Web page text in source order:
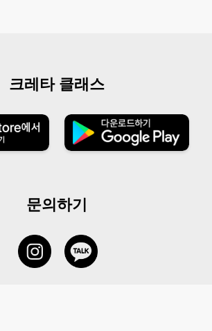
크레타 클래스
문의하기